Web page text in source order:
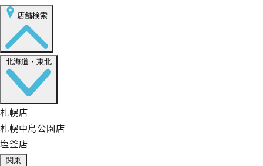
店舗検索
北海道・東北
札幌店
札幌中島公園店
塩釜店
関東